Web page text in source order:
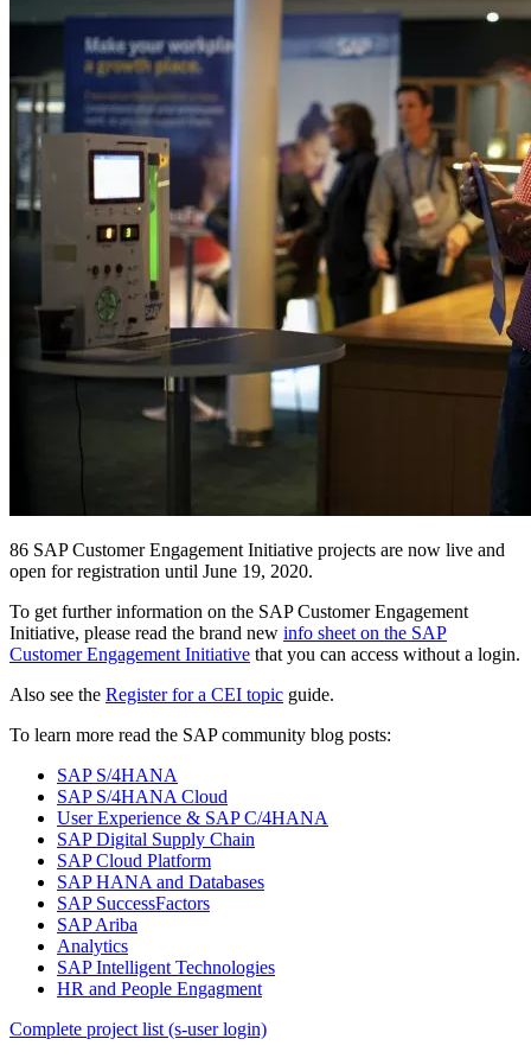
86 SAP Customer Engagement Initiative projects are now live and
open for registration until June 19, 2020.
To get further information on the SAP Customer Engagement
Initiative, please read the brand new info sheet on the SAP
Customer Engagement Initiative that you can access without a login.
Also see the Register for a CEI topic guide.
To learn more read the SAP community blog posts:
SAP S/4HANA
SAP S/4HANA Cloud
User Experience & SAP C/4HANA
SAP Digital Supply Chain
SAP Cloud Platform
SAP HANA and Databases
SAP SuccessFactors
SAP Ariba
Analytics
SAP Intelligent Technologies
HR and People Engagment
Complete project list (s-user login)